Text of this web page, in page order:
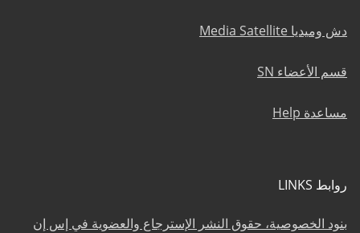
دش وميديا Media Satellite
قسم الأعضاء SN
مساعدة Help
روابط LINKS
بنود الخصوصية، حقوق النشر الإسترجاع والعضوية في إس إن